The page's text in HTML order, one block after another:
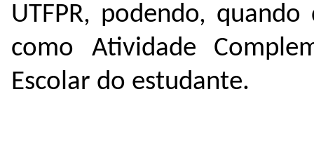
UTFPR, podendo,
como Atividade
Escolar do estudante.